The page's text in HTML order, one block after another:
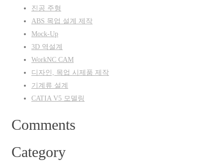
진공 주형
ABS 목업 설계 제작
Mock-Up
3D 역설계
WorkNC CAM
디자인, 목업 시제품 제작
기계류 설계
CATIA V5 모델링
Comments
Category